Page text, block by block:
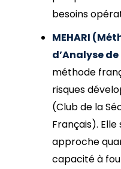
besoins
MEHARI
d’Analyse
méthode
risques
(Club de la
Français).
approche
capacité à